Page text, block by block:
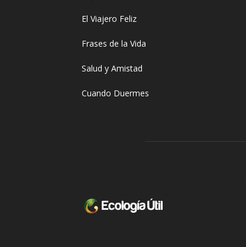
El Viajero Feliz
Frases de la Vida
Salud y Amistad
Cuando Duermes